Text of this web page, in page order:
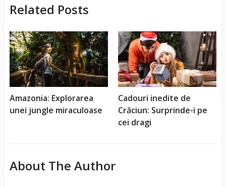
Related Posts
Amazonia: Explorarea
unei jungle miraculoase
Cadouri inedite de
Crăciun: Surprinde-i pe
cei dragi
About The Author